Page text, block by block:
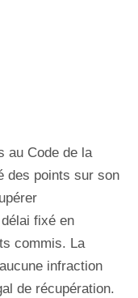
au Code de la
des points sur son
fixé en
commis. La
infraction
de récupération.